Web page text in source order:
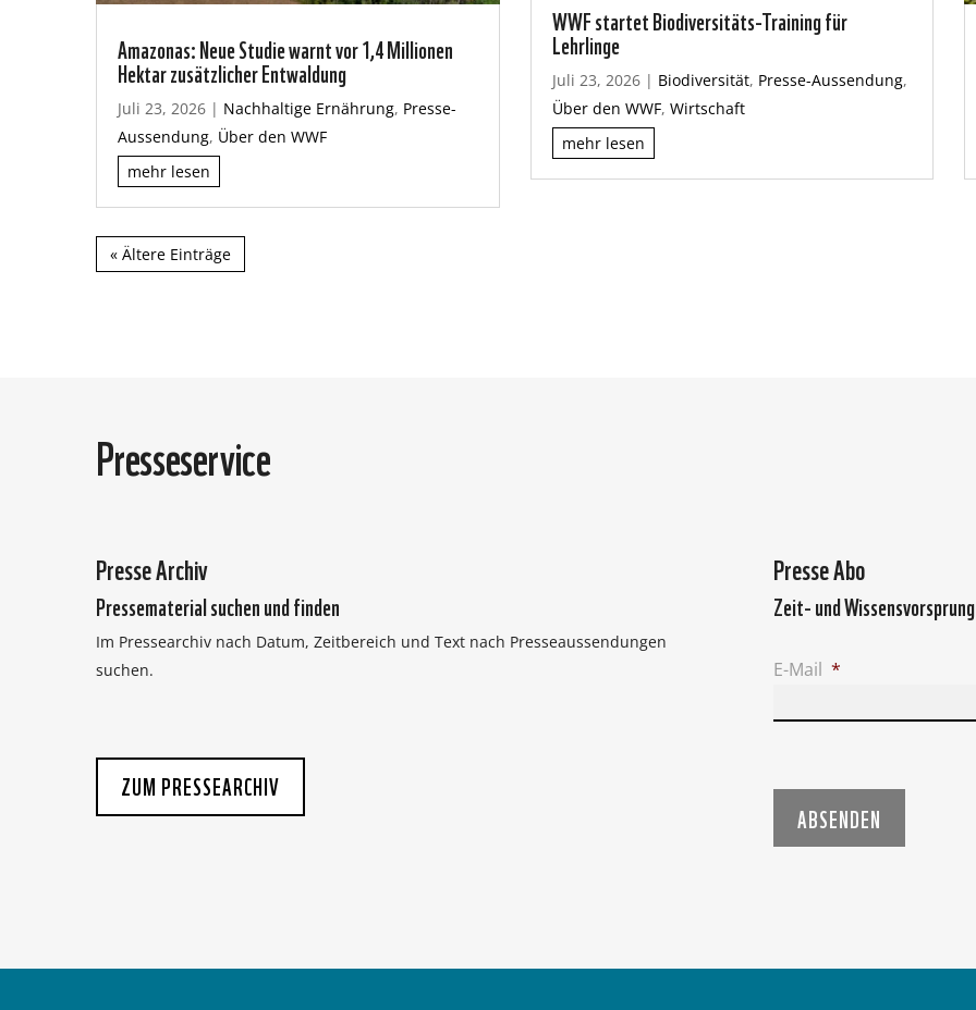
Amazonas: Neue Studie warnt vor 1,4 Millionen
Hektar zusätzlicher Entwaldung
Juli 23, 2026 | Nachhaltige Ernährung, Presse-
Aussendung, Über den WWF
mehr lesen
WWF startet Biodiversitäts-Training für
Lehrlinge
Juli 23, 2026| Biodiversität, Presse-Aussendung,
Über den WWF, Wirtschaft
mehr lesen
« Ältere Einträge
Presseservice
Presse Archiv
Pressematerial suchen und finden
Im Pressearchiv nach Datum, Zeitbereich und Text nach Presseaussendungen
suchen.
ZUM PRESSEARCHIV
Presse Abo
Zeit- und Wissensvorsprung
E-Mail *